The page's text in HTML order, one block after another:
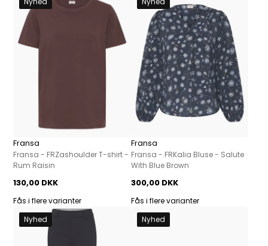
Fransa
Fransa - FRZashoulder T-shirt -
Rum Raisin
130,00 DKK
Fås i flere varianter
Fransa
Fransa - FRKalia Bluse - Salute
With Blue Brown
300,00 DKK
Fås i flere varianter
Nyhed
Nyhed